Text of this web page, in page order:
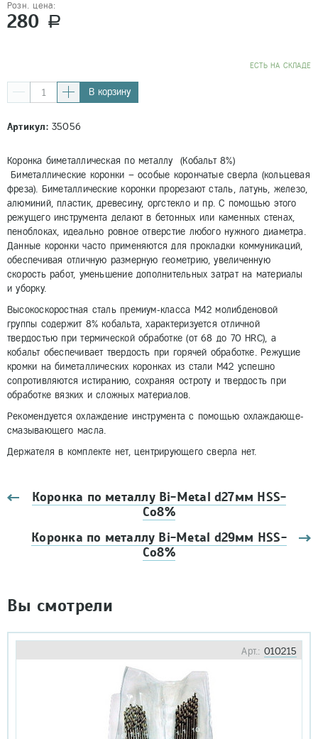
Розн. цена:
280 a
EСТЬ НА СКЛАДЕ
В корзину
Артикул:35056
Коронка биметаллическая по металлу (Кобальт 8%)
Биметаллические коронки – особые корончатые сверла (кольцевая
фреза). Биметаллические коронки прорезают сталь, латунь, железо,
алюминий, пластик, древесину, оргстекло и пр. С помощью этого
режущего инструмента делают в бетонных или каменных стенах,
пеноблоках, идеально ровное отверстие любого нужного диаметра.
Данные коронки часто применяются для прокладки коммуникаций,
обеспечивая отличную размерную геометрию, увеличенную
скорость работ, уменьшение дополнительных затрат на материалы
и уборку.
Высокоскоростная сталь премиум-класса М42 молибденовой
группы содержит 8% кобальта, характеризуется отличной
твердостью при термической обработке (от 68 до 70 HRC), а
кобальт обеспечивает твердость при горячей обработке. Режущие
кромки на биметаллических коронках из стали М42 успешно
сопротивляются истиранию, сохраняя остроту и твердость при
обработке вязких и сложных материалов.
Рекомендуется охлаждение инструмента с помощью охлаждающе-
смазывающего масла.
Держателя в комплекте нет, центрирующего сверла нет.
Коронка по металлу Bi-Metal d27мм HSS-
Co8%
Коронка по металлу Bi-Metal d29мм HSS-
Co8%
Вы смотрели
Арт.: 010215